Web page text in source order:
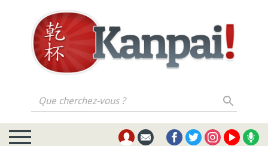
Que cherchez-vous ?